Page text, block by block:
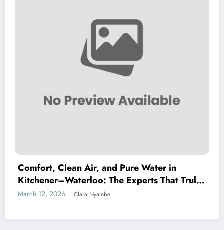
Comfort, Clean Air, and Pure Water in
Kitchener–Waterloo: The Experts That Truly
Care
March 12, 2026 Clara Nyambe